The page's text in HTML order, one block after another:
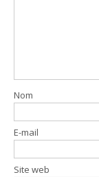
Nom
E-mail
Site web